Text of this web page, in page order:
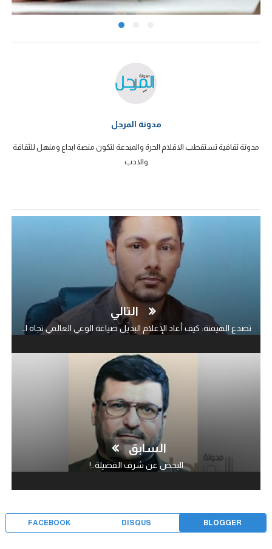
مدونة المرجل
مدونة ثقافية تستقطب الاقلام الحرة والمبدعة لتكون منصة ابداع ومنهل للثقافة
والادب
التالي
تصدع الهيمنة: كيف أعاد الإعلام البديل صياغة الوعي العالمي تجاه السياسات الأمريكية..!
السابق
البحص عن شرف الفضيلة..!
BLOGGER
DISQUS
FACEBOOK